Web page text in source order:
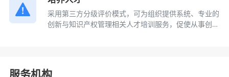
采用第三方分级评价模式，可为组织提供系统、专业的
创新与知识产权管理相关人才培训服务，促使从事创新
服务机构